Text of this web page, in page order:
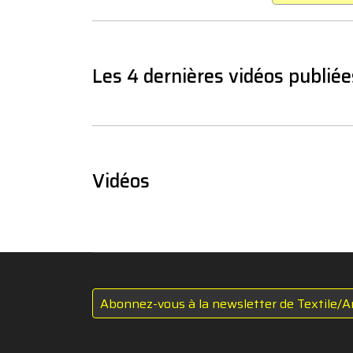
Les 4 dernières vidéos
Vidéos
Abonnez-vous à la newsletter de Textile/